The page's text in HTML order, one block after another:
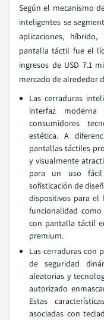
Según el mecanismo
inteligentes se
aplicaciones,
pantalla táctil fue el
ingresos de USD 7.1
mercado de alrededor
Las cerraduras
interfaz
consumidores
estética. A
pantallas táctiles
y visualmente
para un uso
sofisticación de
dispositivos para
funcionalidad
con pantalla táctil
premium.
Las cerraduras con
de seguridad
aleatorias y
autorizado
Estas
asociadas con